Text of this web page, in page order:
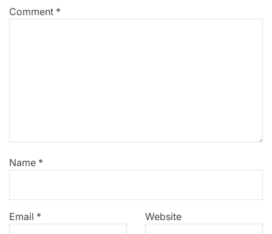
Comment *
Name *
Email * Website